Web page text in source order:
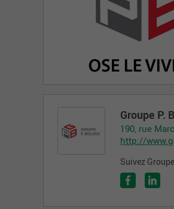
Groupe P.
190, rue
http://
Suivez